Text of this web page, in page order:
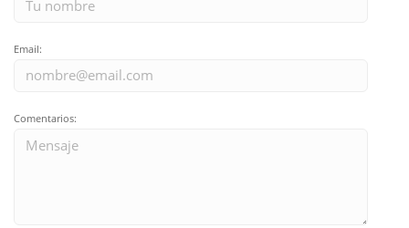
Email:
Comentarios: